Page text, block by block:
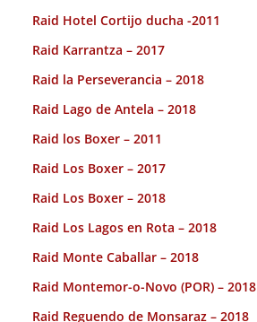
Raid Hotel Cortijo ducha -2011
Raid Karrantza – 2017
Raid la Perseverancia – 2018
Raid Lago de Antela – 2018
Raid los Boxer – 2011
Raid Los Boxer – 2017
Raid Los Boxer – 2018
Raid Los Lagos en Rota – 2018
Raid Monte Caballar – 2018
Raid Montemor-o-Novo (POR) – 2018
Raid Reguendo de Monsaraz – 2018